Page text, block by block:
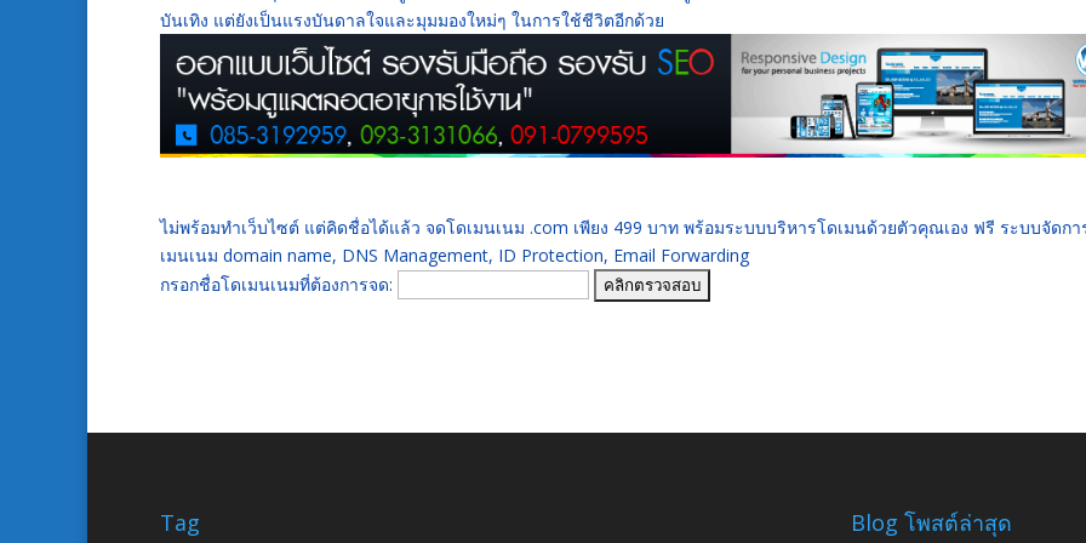
บันเทิง แต่ยังเป็นแรงบันดาลใจและมุมมองใหม่ๆ ในการใช้ชีวิตอีกด้วย
ไม่พร้อมทำเว็บไซต์ แต่คิดชื่อได้แล้ว จดโดเมนเนม .com เพียง 499 บาท พร้อมระบบบริหารโดเมนด้วยตัวคุณเอง ฟรี ระบบจัดกา
เมนเนม domain name, DNS Management, ID Protection, Email Forwarding
กรอกชื่อโดเมนเนมที่ต้องการจด:
Tag Blog โพสต์ล่าสุด